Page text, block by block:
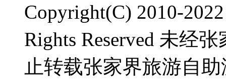
Copyright(C) 2010-
Rights Reserved 未经
止转载张家界旅游自